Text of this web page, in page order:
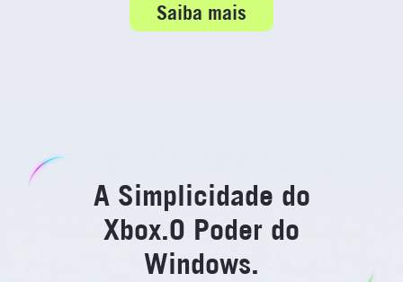
Saiba mais
A Simplicidade do
Xbox.O Poder do
Windows.